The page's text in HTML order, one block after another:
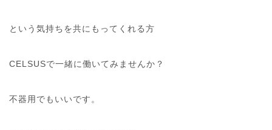
という気持ちを共にもってくれる方
CELSUSで一緒に働いてみませんか？
不器用でもいいです。